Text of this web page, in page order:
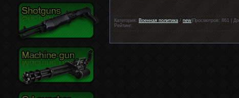
Категория: Военная политика / new |Просмотров: 861 |
Рейтинг: